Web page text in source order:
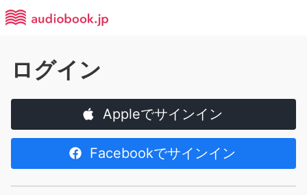
ログイン
Appleでサインイン
Facebookでサインイン